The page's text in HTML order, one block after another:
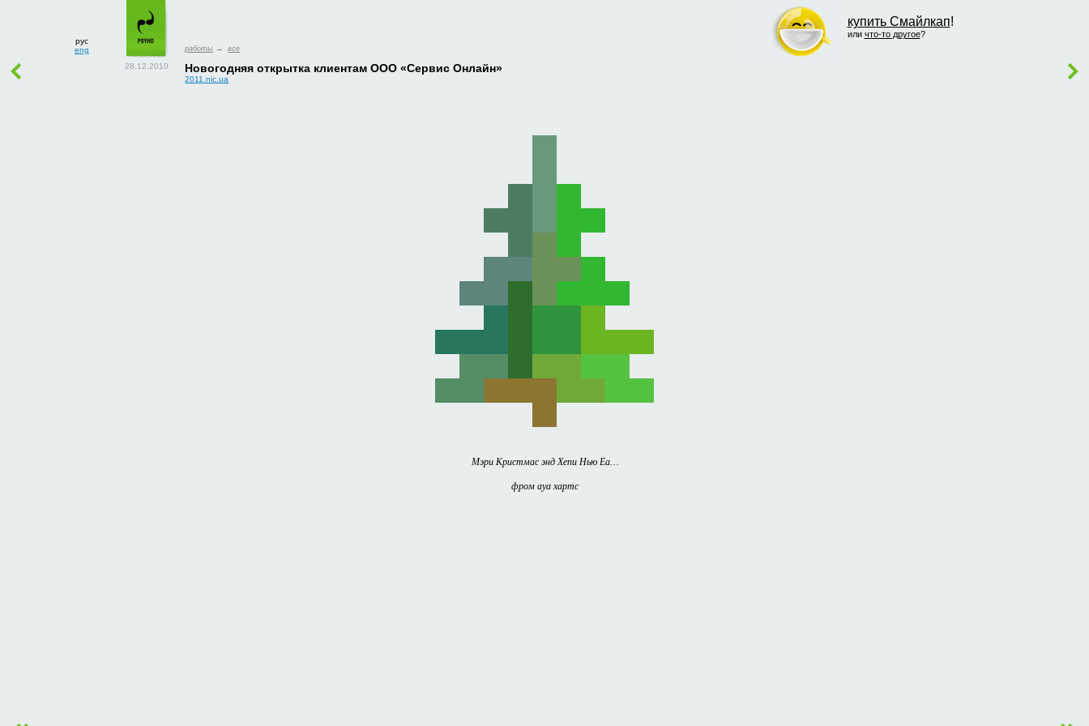
купить Смайлкап!
или что-то другое?
рус
eng
Новогодняя открытка клиентам ООО «Сервис Онлайн»
2011.nic.ua
работы →все
Мэри Кристмас энд Хепи Нью Еа…
фром ауа хартс